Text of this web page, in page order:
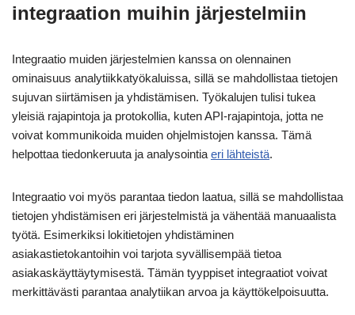
integraation muihin järjestelmiin
Integraatio muiden järjestelmien kanssa on olennainen
ominaisuus analytiikkatyökaluissa, sillä se mahdollistaa tietojen
sujuvan siirtämisen ja yhdistämisen. Työkalujen tulisi tukea
yleisiä rajapintoja ja protokollia, kuten API-rajapintoja, jotta ne
voivat kommunikoida muiden ohjelmistojen kanssa. Tämä
helpottaa tiedonkeruuta ja analysointia eri lähteistä.
Integraatio voi myös parantaa tiedon laatua, sillä se mahdollistaa
tietojen yhdistämisen eri järjestelmistä ja vähentää manuaalista
työtä. Esimerkiksi lokitietojen yhdistäminen
asiakastietokantoihin voi tarjota syvällisempää tietoa
asiakaskäyttäytymisestä. Tämän tyyppiset integraatiot voivat
merkittävästi parantaa analytiikan arvoa ja käyttökelpoisuutta.